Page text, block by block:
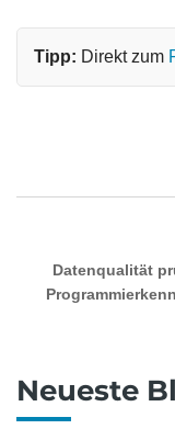
Neueste
Tipp: Direkt zum
Datenqualität